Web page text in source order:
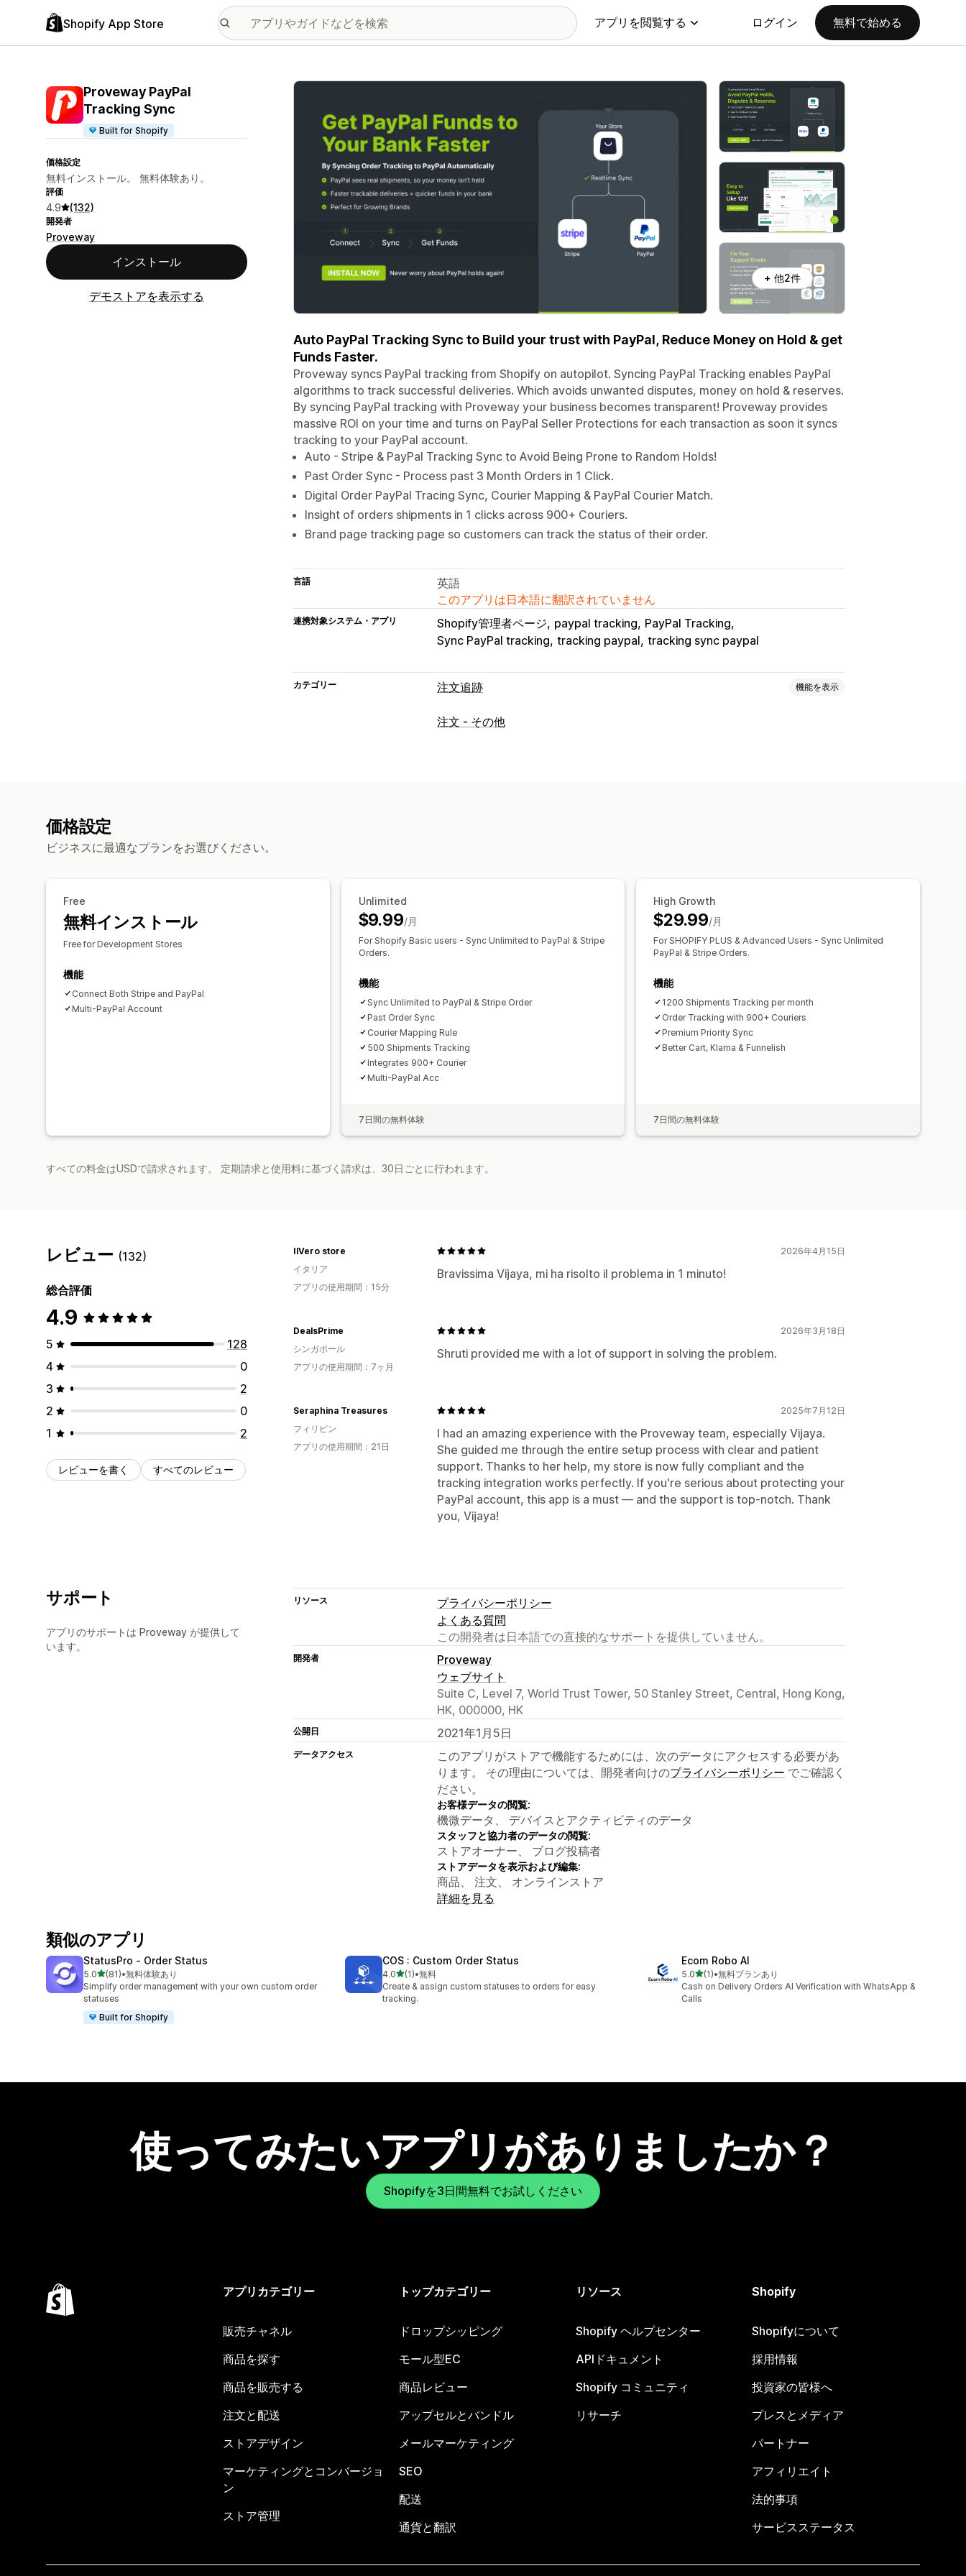
Shopify App Store アプリを閲覧する ログイン 無料で始める
Proveway PayPal
Tracking Sync
Built for Shopify
価格設定
無料インストール。 無料体験あり。
評価
4.9 (132)
開発者
Proveway
インストール
デモストアを表示する
特集の画像ギャラリー
+ 他2件
Auto PayPal Tracking Sync to Build your trust with PayPal, Reduce Money on Hold & get
Funds Faster.
Proveway syncs PayPal tracking from Shopify on autopilot. Syncing PayPal Tracking enables PayPal
algorithms to track successful deliveries. Which avoids unwanted disputes, money on hold & reserves.
By syncing PayPal tracking with Proveway your business becomes transparent! Proveway provides
massive ROI on your time and turns on PayPal Seller Protections for each transaction as soon it syncs
tracking to your PayPal account.
Auto - Stripe & PayPal Tracking Sync to Avoid Being Prone to Random Holds!
Past Order Sync - Process past 3 Month Orders in 1 Click.
Digital Order PayPal Tracing Sync, Courier Mapping & PayPal Courier Match.
Insight of orders shipments in 1 clicks across 900+ Couriers.
Brand page tracking page so customers can track the status of their order.
言語
英語
このアプリは日本語に翻訳されていません
連携対象システム・アプリ Shopify管理者ページ paypal tracking PayPal Tracking
Sync PayPal tracking tracking paypal tracking sync paypal
カテゴリー 注文追跡 機能を表示
追跡
注文 - その他
価格設定
ビジネスに最適なプランをお選びください。
Free
無料インストール
Free for Development Stores
機能
Connect Both Stripe and PayPal
Multi-PayPal Account
Unlimited
$9.99/月
For Shopify Basic users - Sync Unlimited to PayPal & Stripe
Orders.
機能
Sync Unlimited to PayPal & Stripe Order
Past Order Sync
Courier Mapping Rule
500 Shipments Tracking
Integrates 900+ Courier
Multi-PayPal Acc
7日間の無料体験
High Growth
$29.99/月
For SHOPIFY PLUS & Advanced Users - Sync Unlimited
PayPal & Stripe Orders.
機能
1200 Shipments Tracking per month
Order Tracking with 900+ Couriers
Premium Priority Sync
Better Cart, Klarna & Funnelish
7日間の無料体験
すべての料金はUSDで請求されます。 定期請求と使用料に基づく請求は、30日ごとに行われます。
レビュー (132)
総合評価
4.9
5
128
4
0
3
2
2
0
1
2
レビューを書く すべてのレビュー
2026年4月15日
Bravissima Vijaya, mi ha risolto il problema in 1 minuto!
IlVero store
イタリア
アプリの使用期間：15分
2026年3月18日
Shruti provided me with a lot of support in solving the problem.
DealsPrime
シンガポール
アプリの使用期間：7ヶ月
2025年7月12日
I had an amazing experience with the Proveway team, especially Vijaya.
She guided me through the entire setup process with clear and patient
support. Thanks to her help, my store is now fully compliant and the
tracking integration works perfectly. If you're serious about protecting your
PayPal account, this app is a must — and the support is top-notch. Thank
you, Vijaya!
Seraphina Treasures
フィリピン
アプリの使用期間：21日
サポート
アプリのサポートは Proveway が提供して
います。
リソース
プライバシーポリシー
よくある質問
この開発者は日本語での直接的なサポートを提供していません。
開発者
Proveway
ウェブサイト
Suite C, Level 7, World Trust Tower, 50 Stanley Street, Central, Hong Kong,
HK, 000000, HK
公開日 2021年1月5日
データアクセス
このアプリがストアで機能するためには、次のデータにアクセスする必要があ
ります。 その理由については、開発者向けのプライバシーポリシー でご確認く
ださい。
お客様データの閲覧:
機微データ、 デバイスとアクティビティのデータ
スタッフと協力者のデータの閲覧:
ストアオーナー、 ブログ投稿者
ストアデータを表示および編集:
商品、 注文、 オンラインストア
詳細を見る
類似のアプリ
StatusPro ‑ Order Status
5.05つ星中
(81)
合計レビュー数：81件
•無料体験あり
Simplify order management with your own custom order
statuses
Built for Shopify
COS : Custom Order Status
4.05つ星中
(1)
合計レビュー数：1件
•無料
Create & assign custom statuses to orders for easy
tracking.
Ecom Robo AI
5.05つ星中
(1)
合計レビュー数：1件
•無料プランあり
Cash on Delivery Orders AI Verification with WhatsApp &
Calls
使ってみたいアプリがありましたか？
Shopifyを3日間無料でお試しください
アプリカテゴリー
販売チャネル
商品を探す
商品を販売する
注文と配送
ストアデザイン
マーケティングとコンバージョ
ン
ストア管理
トップカテゴリー
ドロップシッピング
モール型EC
商品レビュー
アップセルとバンドル
メールマーケティング
SEO
配送
通貨と翻訳
リソース
Shopify ヘルプセンター
APIドキュメント
Shopify コミュニティ
リサーチ
Shopify
Shopifyについて
採用情報
投資家の皆様へ
プレスとメディア
パートナー
アフィリエイト
法的事項
サービスステータス